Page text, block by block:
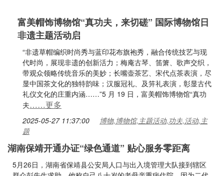
富美帽饰博物馆“真功夫，来切磋” 国际博物馆日
非遗主题活动启
“非遗草帽编织时尚秀与蓝印花布旗袍秀，融合传统技艺与现
代时尚，展现非遗的创新活力；梅庵古琴、笛箫、歌声交织，
带观众领略传统音乐的美妙；长嘴壶茶艺、宋代点茶表演，尽
显中国茶文化的独特韵味；汉服冠礼、及笄礼表演，彰显古代
礼仪文化的庄重内涵……”5 月 19 日，富美帽饰博物馆“真功
夫……更多
2025-05-27 11:37:00
博物,博物馆,主题活动,功夫,活动,主
题
湖南保靖开通办证“绿色通道” 贴心服务零距离
5月26日，湖南省保靖县公安局人口与出入境管理大队接到辖区